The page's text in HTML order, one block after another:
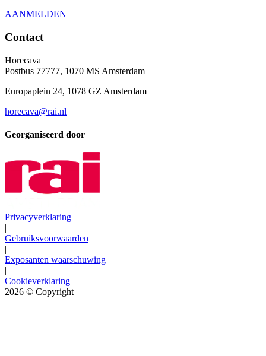
AANMELDEN
Contact
Horecava
Postbus 77777, 1070 MS Amsterdam
Europaplein 24, 1078 GZ Amsterdam
horecava@rai.nl
Georganiseerd door
Privacyverklaring
|
Gebruiksvoorwaarden
|
Exposanten waarschuwing
|
Cookieverklaring
2026 © Copyright